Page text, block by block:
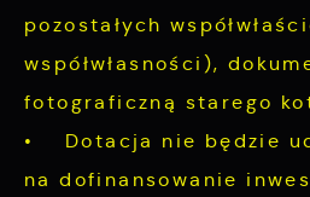
pozostałych
współwłasności),
fotograficzną starego
• Dotacja nie będzie
na dofinansowanie